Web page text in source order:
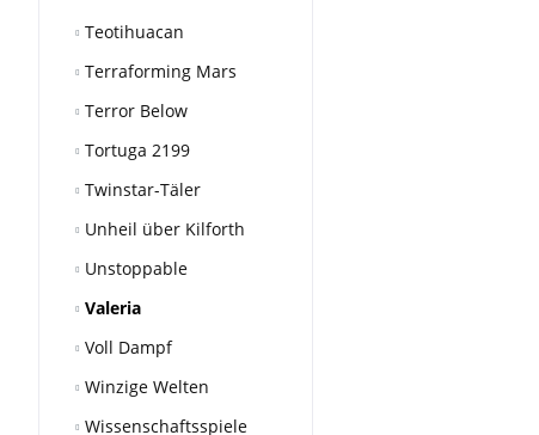
Teotihuacan
Terraforming Mars
Terror Below
Tortuga 2199
Twinstar-Täler
Unheil über Kilforth
Unstoppable
Valeria
Voll Dampf
Winzige Welten
Wissenschaftsspiele